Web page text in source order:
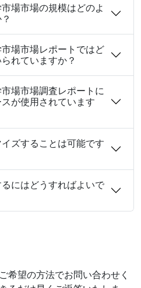
場市場の規模はどのよ
場市場レポートではど
れていますか？
場市場調査レポートに
が使用されています
ズすることは可能です
にはどうすればよいで
希望の方法でお問い合わせく